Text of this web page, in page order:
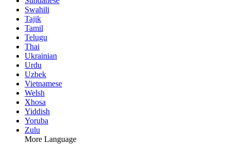
Swahili
Tajik
Tamil
Telugu
Thai
Ukrainian
Urdu
Uzbek
Vietnamese
Welsh
Xhosa
Yiddish
Yoruba
Zulu
More Language